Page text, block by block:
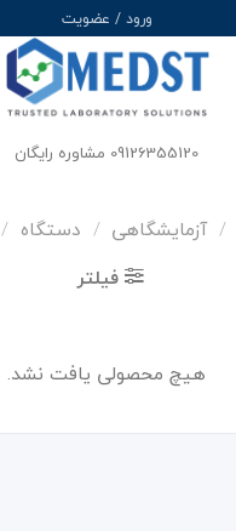
ورود / عضویت
09126355120 مشاوره رایگان
/ آزمایشگاهی / دستگاه /
فیلتر
هیچ محصولی یافت نشد.